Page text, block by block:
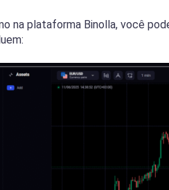
na plataforma Binolla, você